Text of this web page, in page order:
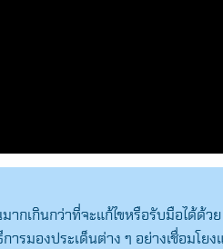
กเกินกว่าที่จะแก้ไขหรือรับมือได้ด้วย
รมองประเด็นต่าง ๆ อย่างเชื่อมโยง